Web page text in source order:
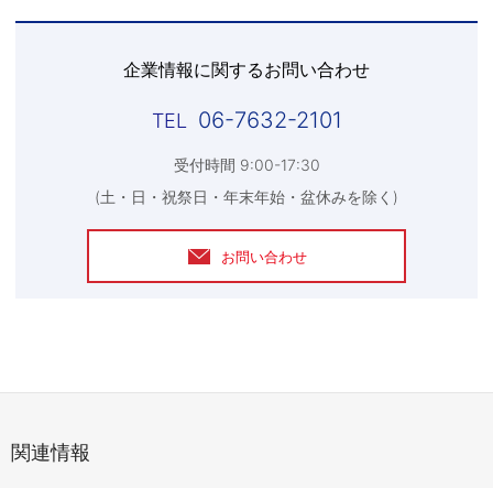
企業情報に関するお問い合わせ
06-7632-2101
受付時間 9:00-17:30
(土・日・祝祭日・年末年始・盆休みを除く)
お問い合わせ
関連情報